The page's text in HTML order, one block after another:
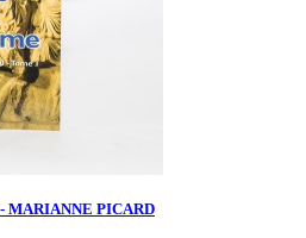
MARIANNE PICARD